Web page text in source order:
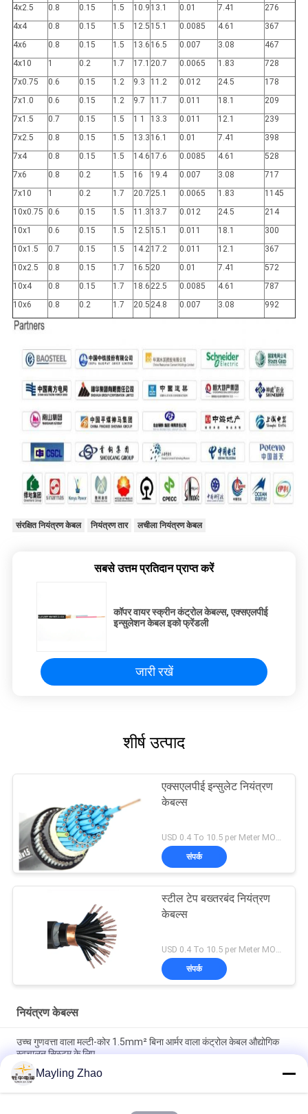
4x2.5
0.8 0.15 1.5 10.9 13.1 0.01 7.41
276
4x4
0.8 0.15 1.5 12.5 15.1 0.0085 4.61
367
4x6
0.8 0.15 1.5 13.6 16.5 0.007 3.08
467
4x10
1 0.2 1.7 17.1 20.7 0.0065 1.83
728
7x0.75
0.6 0.15 1.2 9.3 11.2 0.012 24.5
178
7x1.0
0.6 0.15 1.2 9.7 11.7 0.011 18.1
209
7x1.5
0.7 0.15 1.5 1 1 13.3 0.011 12.1
239
7x2.5
0.8 0.15 1.5 13.3 16.1 0.01 7.41
398
7x4
0.8 0.15 1.5 14.6 17.6 0.0085 4.61
528
7x6
0.8 0.2 1.5 16 19.4 0.007 3.08
717
7x10
1 0.2 1.7 20.7 25.1 0.0065 1.83
1145
10x0.75
0.6 0.15 1.5 11.3 13.7 0.012 24.5
214
10x1
0.6 0.15 1.5 12.5 15.1 0.011 18.1
300
10x1.5
0.7 0.15 1.5 14.217.2 0.011 12.1
367
10x2.5
0.8 0.15 1.7 16.5 20 0.01 7.41
572
10x4
0.8 0.15 1.7 18.6 22.5 0.0085 4.61
787
10x6
0.8 0.2 1.7 20.5 24.8 0.007 3.08 992
संरक्षित नियंत्रण केबल नियंत्रण तार लचीला नियंत्रण केबल
सबसे उत्तम प्रतिदान प्राप्त करें
कॉपर वायर स्क्रीन कंट्रोल केबल्स, एक्सएलपीई
इन्सुलेशन केबल इको फ्रेंडली
जारी रखें
शीर्ष उत्पाद
एक्सएलपीई इन्सुलेट नियंत्रण
केबल्स
USD 0.4 To 10.5 per Meter MOQ:1000 मी
संपर्क
स्टील टेप बख्तरबंद नियंत्रण
केबल्स
संपर्क
नियंत्रण केबल्स
उच्च गुणवत्ता वाला मल्टी-कोर 1.5mm² बिना आर्मर वाला कंट्रोल केबल औद्योगिक
स्वचालन सिस्टम के लिए
शंघाई शेंगहुआ केबल प्रोफेशनल 2 - 61 कोर अन बख्तरबंद केबल अनुकूलित सीई
केमा प्रमाणन
Mayling Zhao